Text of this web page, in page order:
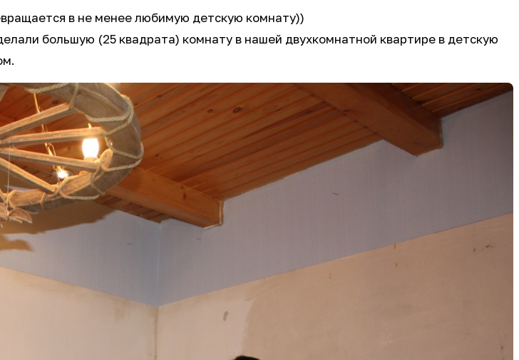
в не менее любимую детскую комнату))
большую (25 квадрата) комнату в нашей двухкомнатной квартире в детскую